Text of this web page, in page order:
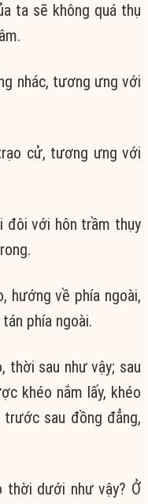
ta sẽ không quá thụ
nhác, tương ưng với
cử, tương ưng với
đôi với hôn trầm thụy
hướng về phía ngoài,
phía ngoài.
sau như vậy; sau
khéo nắm lấy, khéo
sau đồng đẳng,
thời dưới như vậy? Ở